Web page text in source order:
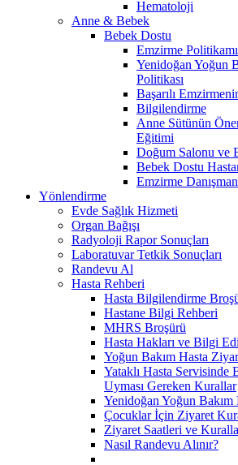
Hematoloji
Anne & Bebek
Bebek Dostu
Emzirme
Yenidoğan Yoğun
Politikası
Başarılı
Bilgilendirme
Anne Sütünün
Eğitimi
Doğum Salonu ve
Bebek Dostu
Emzirme
Yönlendirme
Evde Sağlık Hizmeti
Organ Bağışı
Radyoloji Rapor Sonuçları
Laboratuvar Tetkik Sonuçları
Randevu Al
Hasta Rehberi
Hasta Bilgilendirme
Hastane Bilgi Rehberi
MHRS Broşürü
Hasta Hakları ve Bilgi
Yoğun Bakım Hasta
Yataklı Hasta Servisinde
Uyması Gereken Kurallar
Yenidoğan Yoğun
Çocuklar İçin Ziyaret
Ziyaret Saatleri ve
Nasıl Randevu Alınır?